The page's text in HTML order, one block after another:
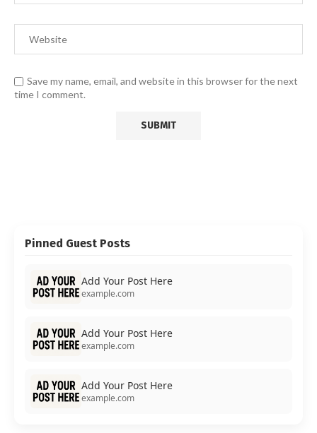
Save my name, email, and website in this browser for the next
time I comment.
Pinned Guest Posts
Add Your Post Here
example.com
Add Your Post Here
example.com
Add Your Post Here
example.com